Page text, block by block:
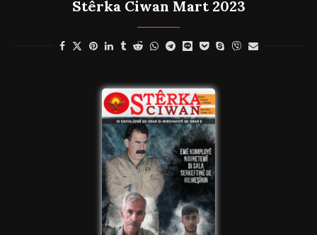
Stêrka Ciwan Mart 2023